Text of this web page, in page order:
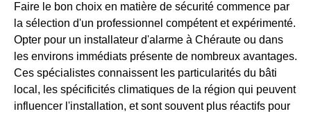
Faire le bon choix en matière de sécurité commence par
la sélection d'un professionnel compétent et expérimenté.
Opter pour un installateur d'alarme à Chéraute ou dans
les environs immédiats présente de nombreux avantages.
Ces spécialistes connaissent les particularités du bâti
local, les spécificités climatiques de la région qui peuvent
influencer l'installation, et sont souvent plus réactifs pour